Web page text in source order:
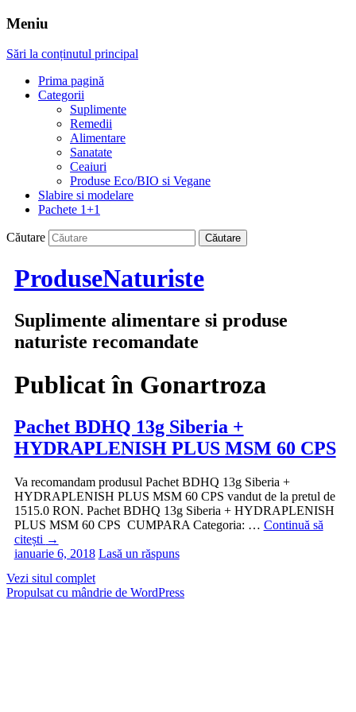
Meniu
Sări la conținutul principal
Prima pagină
Categorii
Suplimente
Remedii
Alimentare
Sanatate
Ceaiuri
Produse Eco/BIO si Vegane
Slabire si modelare
Pachete 1+1
Căutare
ProduseNaturiste
Suplimente alimentare si produse
naturiste recomandate
Publicat în Gonartroza
Pachet BDHQ 13g Siberia +
HYDRAPLENISH PLUS MSM 60 CPS
Va recomandam produsul Pachet BDHQ 13g Siberia +
HYDRAPLENISH PLUS MSM 60 CPS vandut de la pretul de
1515.0 RON. Pachet BDHQ 13g Siberia + HYDRAPLENISH
PLUS MSM 60 CPS CUMPARA Categoria: … Continuă să
citești →
ianuarie 6, 2018 Lasă un răspuns
Vezi situl complet
Propulsat cu mândrie de WordPress